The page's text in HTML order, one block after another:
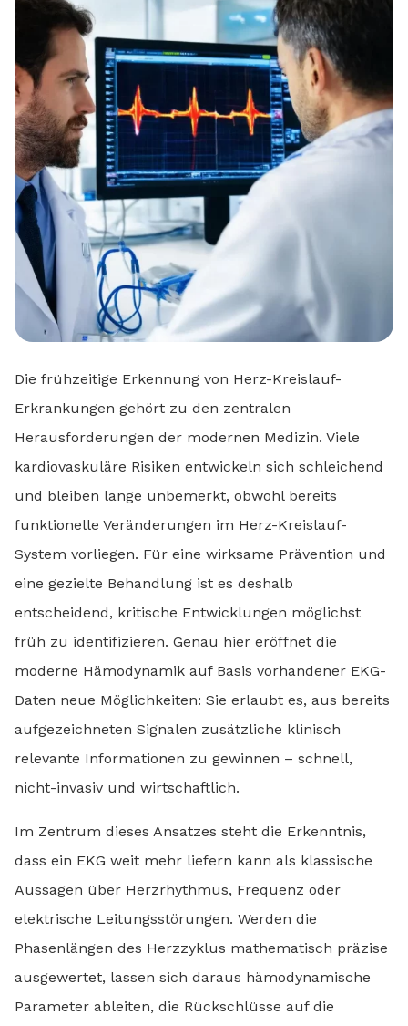
Die frühzeitige Erkennung von Herz-Kreislauf-
Erkrankungen gehört zu den zentralen
Herausforderungen der modernen Medizin. Viele
kardiovaskuläre Risiken entwickeln sich schleichend
und bleiben lange unbemerkt, obwohl bereits
funktionelle Veränderungen im Herz-Kreislauf-
System vorliegen. Für eine wirksame Prävention und
eine gezielte Behandlung ist es deshalb
entscheidend, kritische Entwicklungen möglichst
früh zu identifizieren. Genau hier eröffnet die
moderne Hämodynamik auf Basis vorhandener EKG-
Daten neue Möglichkeiten: Sie erlaubt es, aus bereits
aufgezeichneten Signalen zusätzliche klinisch
relevante Informationen zu gewinnen – schnell,
nicht-invasiv und wirtschaftlich.
Im Zentrum dieses Ansatzes steht die Erkenntnis,
dass ein EKG weit mehr liefern kann als klassische
Aussagen über Herzrhythmus, Frequenz oder
elektrische Leitungsstörungen. Werden die
Phasenlängen des Herzzyklus mathematisch präzise
ausgewertet, lassen sich daraus hämodynamische
Parameter ableiten, die Rückschlüsse auf die